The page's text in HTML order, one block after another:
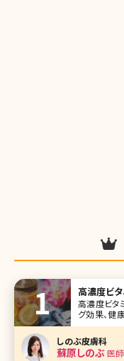
高濃度ビ
高濃度ビタ
グ効果、健
容方法です
素なので
ます。今回
しのぶ皮膚科
蘇原しのぶ医師